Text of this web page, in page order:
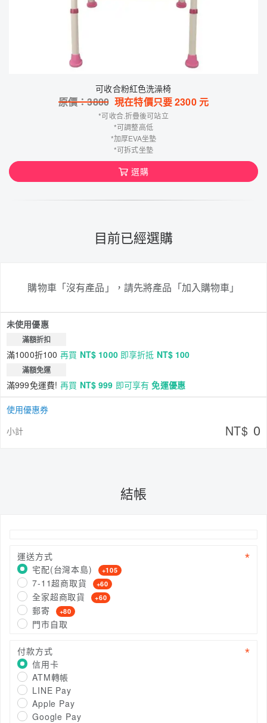
可收合粉紅色洗澡椅
原價：3800 現在特價只要2300元
*可收合.折疊後可站立
*可調整高低
*加厚EVA坐墊
*可拆式坐墊
選購
目前已經選購
購物車「沒有產品」，請先將產品「加入購物車」
未使用優惠
滿額折扣
滿1000折100 再買 NT$ 1000即享折抵 NT$ 100
滿額免運
滿999免運費! 再買 NT$ 999 即可享有免運優惠
使用優惠券
小計
NT$ 0
結帳
運送方式
宅配(台灣本島)
+105
7-11超商取貨 +60
全家超商取貨 +60
郵寄 +80
門市自取
付款方式
信用卡
ATM轉帳
LINE Pay
Apple Pay
Google Pay